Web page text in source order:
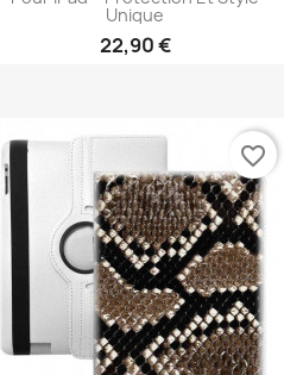
Unique
22,90 €
favorite_border